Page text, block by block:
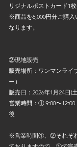
リジナルポストカード1枚
※商品を6,000円分ご購入
なります。
②現地販売
販売場所：ワンマンライ
ー）
販売日：2026年1月24日(
営業時間：① 9:00〜
後
※営業時間①、②それぞ